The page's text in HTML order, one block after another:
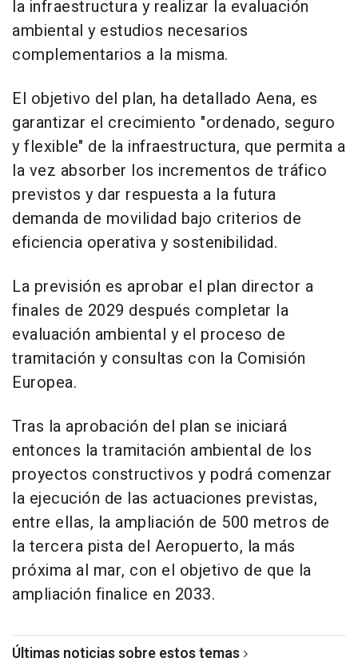
la infraestructura y realizar la evaluación
ambiental y estudios necesarios
complementarios a la misma.
El objetivo del plan, ha detallado Aena, es
garantizar el crecimiento "ordenado, seguro
y flexible" de la infraestructura, que permita a
la vez absorber los incrementos de tráfico
previstos y dar respuesta a la futura
demanda de movilidad bajo criterios de
eficiencia operativa y sostenibilidad.
La previsión es aprobar el plan director a
finales de 2029 después completar la
evaluación ambiental y el proceso de
tramitación y consultas con la Comisión
Europea.
Tras la aprobación del plan se iniciará
entonces la tramitación ambiental de los
proyectos constructivos y podrá comenzar
la ejecución de las actuaciones previstas,
entre ellas, la ampliación de 500 metros de
la tercera pista del Aeropuerto, la más
próxima al mar, con el objetivo de que la
ampliación finalice en 2033.
Últimas noticias sobre estos temas